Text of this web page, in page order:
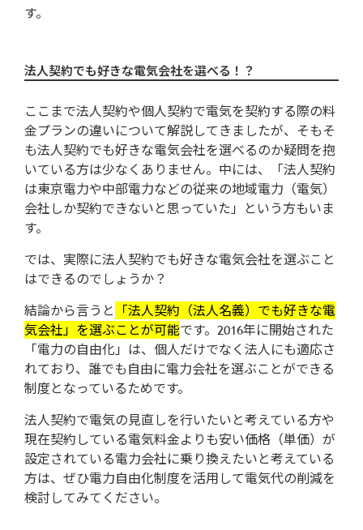
す。
法人契約でも好きな電気会社を選べる！？
ここまで法人契約や個人契約で電気を契約する際の料
金プランの違いについて解説してきましたが、そもそ
も法人契約でも好きな電気会社を選べるのか疑問を抱
いている方は少なくありません。中には、「法人契約
は東京電力や中部電力などの従来の地域電力（電気）
会社しか契約できないと思っていた」という方もいま
す。
では、実際に法人契約でも好きな電気会社を選ぶこと
はできるのでしょうか？
結論から言うと 「法人契約（法人名義）でも好きな電
気会社」を選ぶことが可能です。2016年に開始された
「電力の自由化」は、個人だけでなく法人にも適応さ
れており、誰でも自由に電力会社を選ぶことができる
制度となっているためです。
法人契約で電気の見直しを行いたいと考えている方や
現在契約している電気料金よりも安い価格（単価）が
設定されている電力会社に乗り換えたいと考えている
方は、ぜひ電力自由化制度を活用して電気代の削減を
検討してみてください。